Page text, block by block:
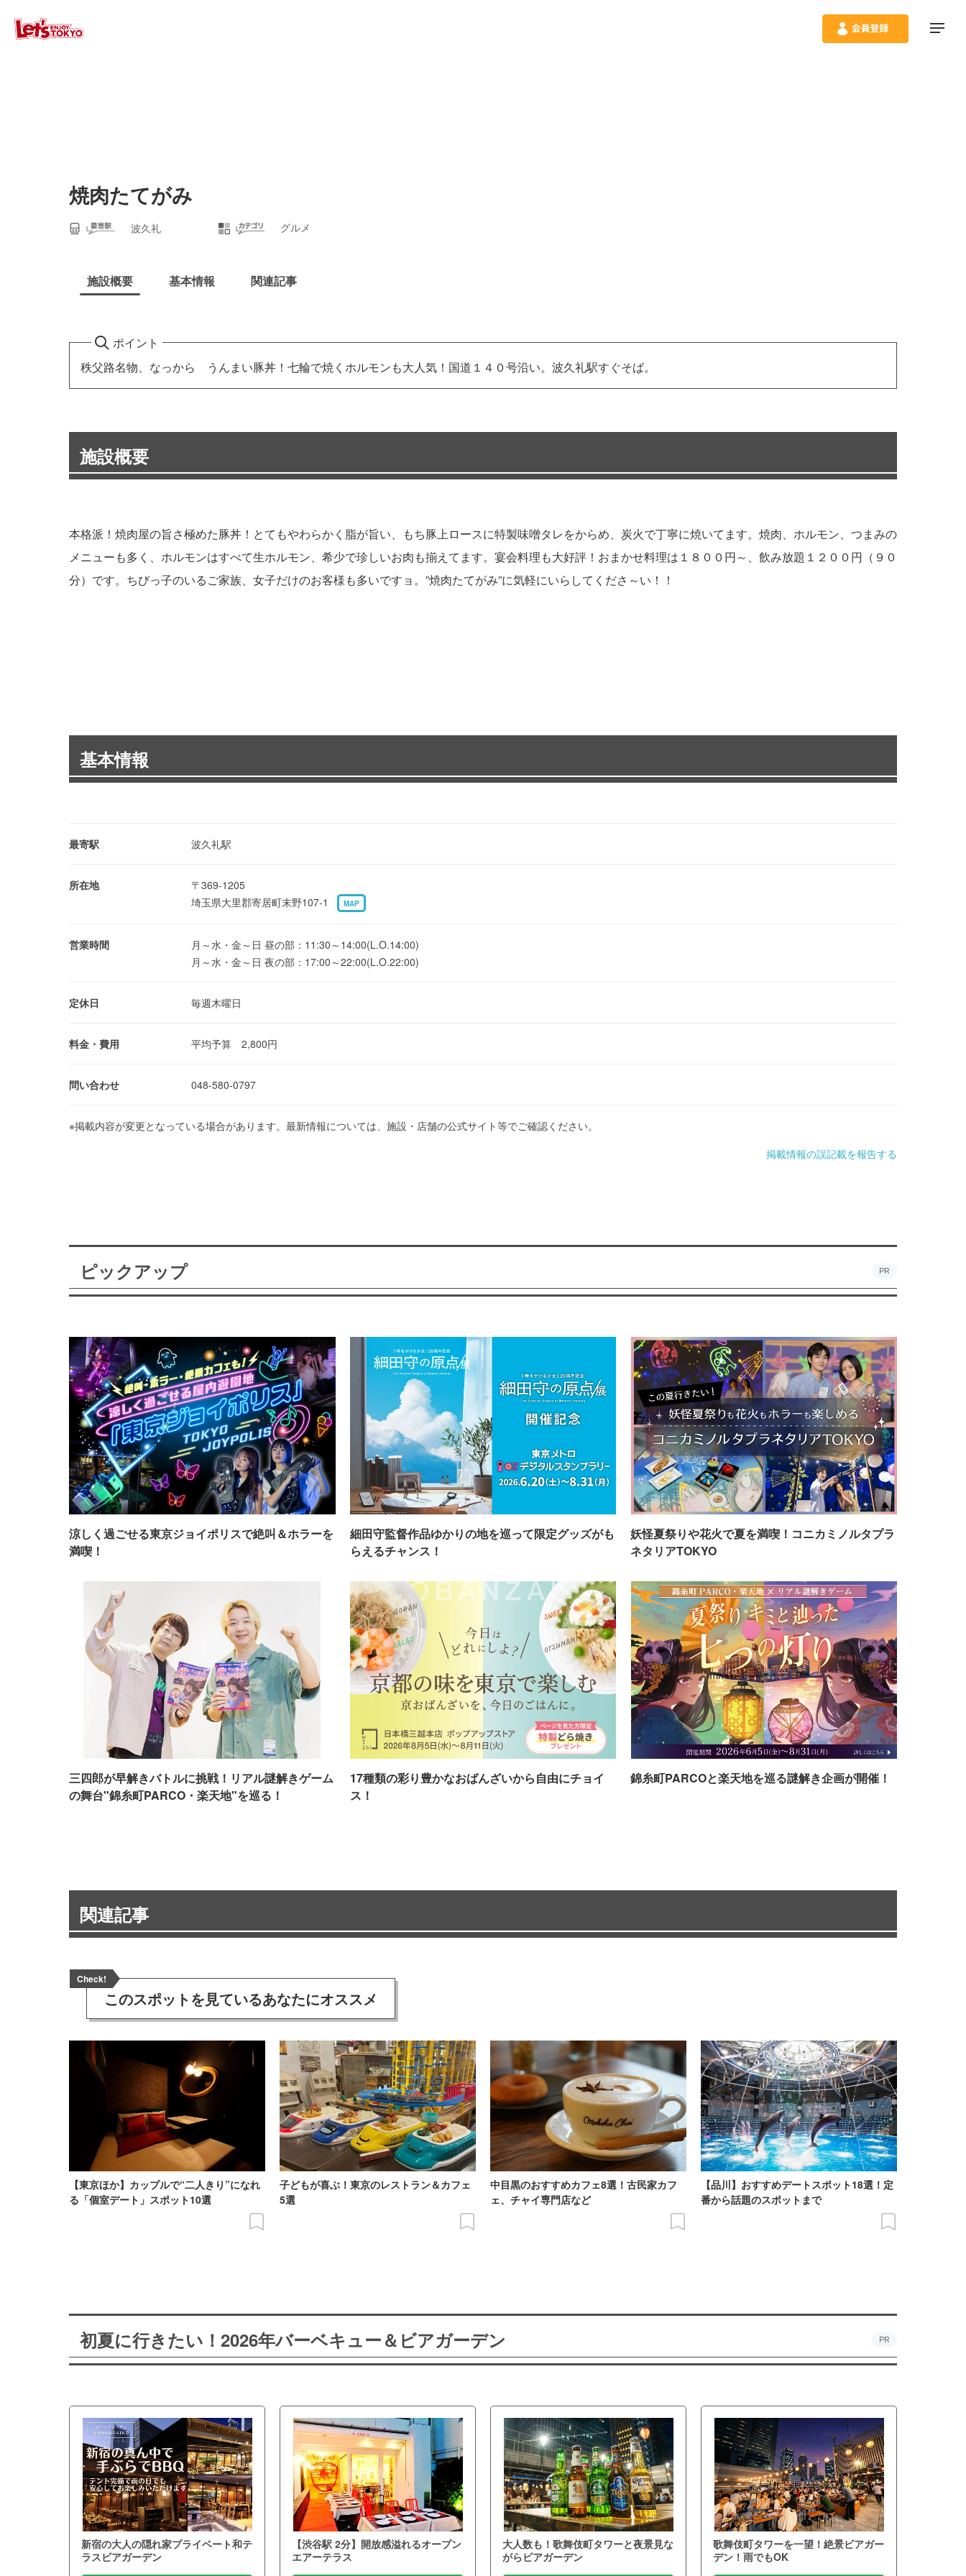
焼肉たてがみ
波久礼 グルメ
施設概要 基本情報 関連記事
ポイント
秩父路名物、なっから うんまい豚丼！七輪で焼くホルモンも大人気！国道１４０号沿い。波久礼駅すぐそば。
施設概要
本格派！焼肉屋の旨さ極めた豚丼！とてもやわらかく脂が旨い、もち豚上ロースに特製味噌タレをからめ、炭火で丁寧に焼いてます。焼肉、ホルモン、つまみの
メニューも多く、ホルモンはすべて生ホルモン、希少で珍しいお肉も揃えてます。宴会料理も大好評！おまかせ料理は１８００円～、飲み放題１２００円（９０
分）です。ちびっ子のいるご家族、女子だけのお客様も多いですョ。”焼肉たてがみ”に気軽にいらしてくださ～い！！
基本情報
最寄駅 波久礼駅
所在地
〒369-1205
埼玉県大里郡寄居町末野107-1
MAP
営業時間
月～水・金～日 昼の部：11:30～14:00(L.O.14:00)
月～水・金～日 夜の部：17:00～22:00(L.O.22:00)
定休日 毎週木曜日
料金・費用 平均予算 2,800円
問い合わせ 048-580-0797
※掲載内容が変更となっている場合があります。最新情報については、施設・店舗の公式サイト等でご確認ください。
掲載情報の誤記載を報告する
ピックアップ PR
涼しく過ごせる東京ジョイポリスで絶叫＆ホラーを
満喫！
細田守監督作品ゆかりの地を巡って限定グッズがも
らえるチャンス！
妖怪夏祭りや花火で夏を満喫！コニカミノルタプラ
ネタリアTOKYO
三四郎が早解きバトルに挑戦！リアル謎解きゲーム
の舞台"錦糸町PARCO・楽天地"を巡る！
17種類の彩り豊かなおばんざいから自由にチョイ
ス！
錦糸町PARCOと楽天地を巡る謎解き企画が開催！
関連記事
Check!
このスポットを見ているあなたにオススメ
【東京ほか】カップルで“二人きり”になれ
る「個室デート」スポット10選
子どもが喜ぶ！東京のレストラン＆カフェ
5選
中目黒のおすすめカフェ8選！古民家カフ
ェ、チャイ専門店など
【品川】おすすめデートスポット18選！定
番から話題のスポットまで
初夏に行きたい！2026年バーベキュー＆ビアガーデン PR
新宿の大人の隠れ家プライベート和テ
ラスビアガーデン
【渋谷駅 2分】開放感溢れるオープン
エアーテラス
大人数も！歌舞伎町タワーと夜景見な
がらビアガーデン
歌舞伎町タワーを一望！絶景ビアガー
デン！雨でもOK